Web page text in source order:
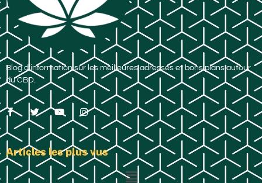
Blog d’information sur les meilleures adresses et bons plans autour
du CBD.
Articles les plus vus